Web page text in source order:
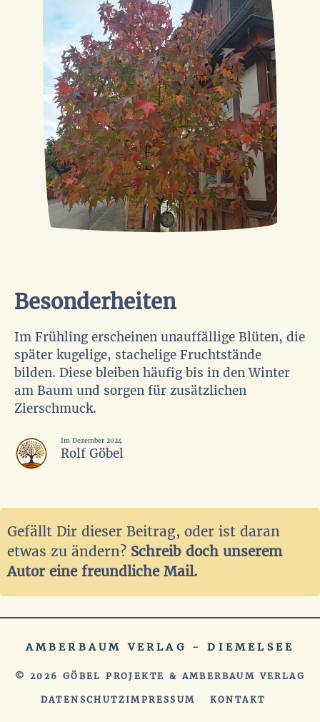
Besonderheiten
Im Frühling erscheinen unauffällige Blüten, die
später kugelige, stachelige Fruchtstände
bilden. Diese bleiben häufig bis in den Winter
am Baum und sorgen für zusätzlichen
Zierschmuck.
Im Dezember 2024
Rolf Göbel
Gefällt Dir dieser Beitrag, oder ist daran
etwas zu ändern? Schreib doch unserem
Autor eine freundliche Mail.
AMBERBAUM VERLAG - DIEMELSEE
© 2026 GÖBEL PROJEKTE & AMBERBAUM VERLAG
DATENSCHUTZIMPRESSUM KONTAKT